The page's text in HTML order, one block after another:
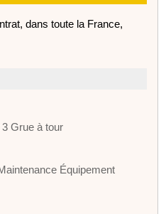
dans toute la France,
Grue à tour
Équipement